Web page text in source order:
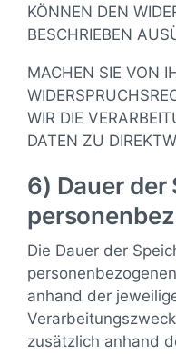
KÖNNEN DEN
BESCHRIEBEN
MACHEN SIE VON
WIR DIE
DATEN ZU
6) Dauer der
Die Dauer der
anhand der
zusätzlich anhand